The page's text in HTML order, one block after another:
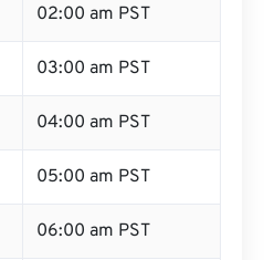
02:00 am PST
03:00 am PST
04:00 am PST
05:00 am PST
06:00 am PST